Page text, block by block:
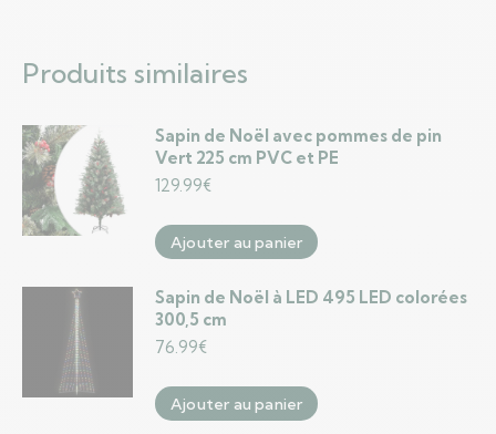
Produits similaires
Sapin de Noël avec pommes de pin
Vert 225 cm PVC et PE
129.99€
Ajouter au panier
Sapin de Noël à LED 495 LED colorées
300,5 cm
76.99€
Ajouter au panier